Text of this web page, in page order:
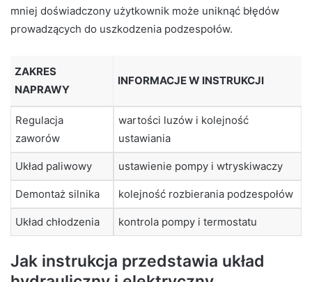
mniej doświadczony użytkownik może uniknąć błędów
prowadzących do uszkodzenia podzespołów.
ZAKRES
NAPRAWY
INFORMACJE W INSTRUKCJI
Regulacja
zaworów
wartości luzów i kolejność
ustawiania
Układ paliwowy ustawienie pompy i wtryskiwaczy
Demontaż silnika kolejność rozbierania podzespołów
Układ chłodzenia kontrola pompy i termostatu
Jak instrukcja przedstawia układ